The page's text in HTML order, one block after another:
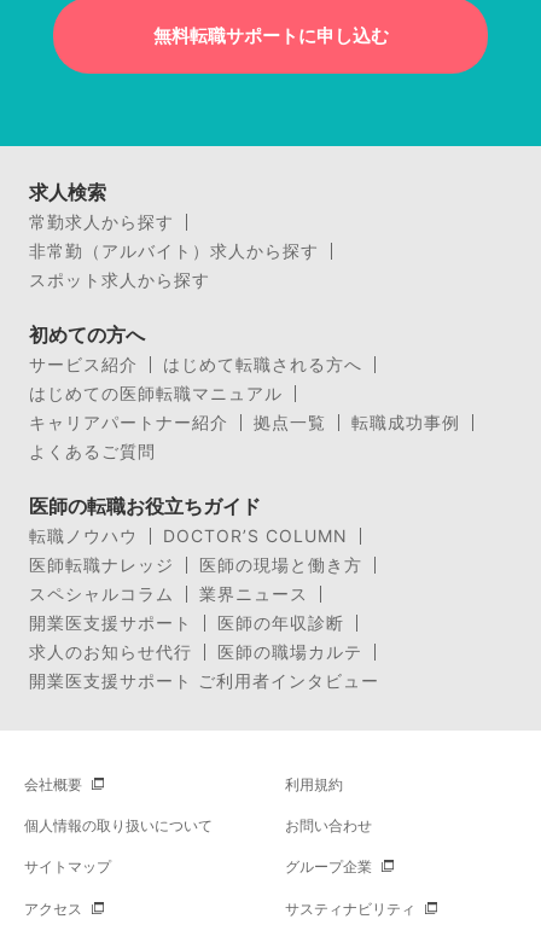
無料転職サポートに申し込む
求人検索
常勤求人から探す
非常勤（アルバイト）求人から探す
スポット求人から探す
初めての方へ
サービス紹介
はじめて転職される方へ
はじめての医師転職マニュアル
キャリアパートナー紹介
拠点一覧
転職成功事例
よくあるご質問
医師の転職お役立ちガイド
転職ノウハウ
DOCTOR’S COLUMN
医師転職ナレッジ
医師の現場と働き方
スペシャルコラム
業界ニュース
開業医支援サポート
医師の年収診断
求人のお知らせ代行
医師の職場カルテ
開業医支援サポート ご利用者インタビュー
会社概要 利用規約
個人情報の取り扱いについて お問い合わせ
サイトマップ グループ企業
アクセス サスティナビリティ